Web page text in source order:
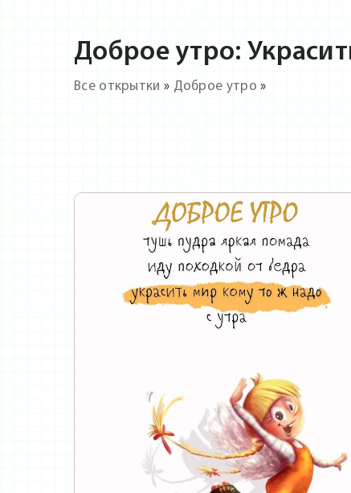
Доброе утро:
Все открытки » Доброе утро »